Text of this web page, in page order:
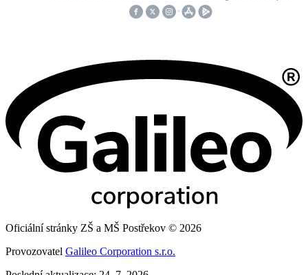
Oficiální stránky ZŠ a MŠ Postřekov © 2026
Provozovatel Galileo Corporation s.r.o.